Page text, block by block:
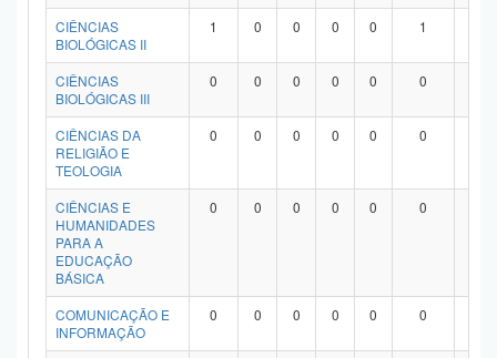
CIÊNCIAS
BIOLÓGICAS II
1 0 0 0 0 1
CIÊNCIAS
BIOLÓGICAS III
0 0 0 0 0 0
CIÊNCIAS DA
RELIGIÃO E
TEOLOGIA
0 0 0 0 0 0
CIÊNCIAS E
HUMANIDADES
PARA A
EDUCAÇÃO
BÁSICA
0 0 0 0 0 0
COMUNICAÇÃO E
INFORMAÇÃO
0 0 0 0 0 0